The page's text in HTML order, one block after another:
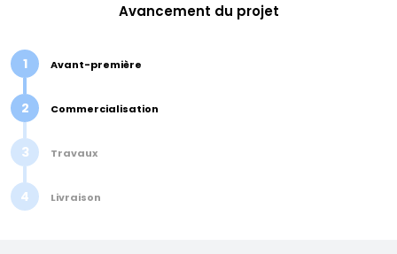
Avancement du projet
1 Avant-première
2 Commercialisation
3 Travaux
4 Livraison